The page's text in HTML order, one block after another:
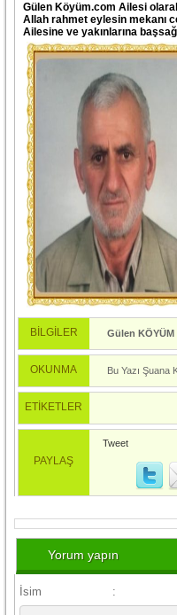
Gülen Köyüm.com Ailesi
Allah rahmet eylesin mekanı
Ailesine ve yakınlarına
BİLGİLER Gülen KÖYÜM
OKUNMA Bu Yazı Şuana
ETİKETLER
PAYLAŞ
Tweet
Yorum yapın
İsim :